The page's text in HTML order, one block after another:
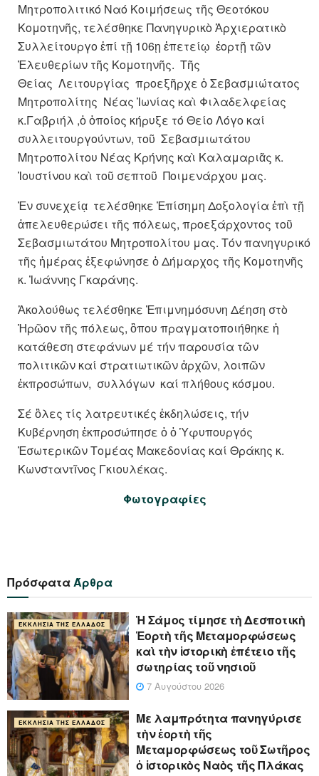
Μητροπολιτικό Ναό Κοιμήσεως τῆς Θεοτόκου
Κομοτηνῆς, τελέσθηκε Πανηγυρικὸ Ἀρχιερατικὸ
Συλλείτουργο ἐπί τῇ 106ῃ ἐπετείῳ ἑορτῇ τῶν
Ἐλευθερίων τῆς Κομοτηνῆς. Τῆς
Θείας Λειτουργίας προεξῆρχε ὁ Σεβασμιώτατος
Μητροπολίτης Νέας Ἰωνίας καὶ Φιλαδελφείας
κ.Γαβριήλ ,ὁ ὁποίος κήρυξε τό Θείο Λόγο καί
συλλειτουργούντων, τοῦ Σεβασμιωτάτου
Μητροπολίτου Νέας Κρήνης καὶ Καλαμαριᾶς κ.
Ἰουστίνου καὶ τοῦ σεπτοῦ Ποιμενάρχου μας.
Ἐν συνεχείᾳ τελέσθηκε Ἐπίσημη Δοξολογία ἐπὶ τῇ
ἀπελευθερώσει τῆς πόλεως, προεξάρχοντος τοῦ
Σεβασμιωτάτου Μητροπολίτου μας. Τόν πανηγυρικό
τῆς ἡμέρας ἐξεφώνησε ὁ Δήμαρχος τῆς Κομοτηνῆς
κ. Ἰωάννης Γκαράνης.
Ἀκολούθως τελέσθηκε Ἐπιμνημόσυνη Δέηση στὸ
Ἡρῶον τῆς πόλεως, ὃπου πραγματοποιήθηκε ἡ
κατάθεση στεφάνων μέ τήν παρουσία τῶν
πολιτικῶν καί στρατιωτικῶν ἀρχῶν, λοιπῶν
ἐκπροσώπων, συλλόγων καί πλήθους κόσμου.
Σέ ὃλες τίς λατρευτικές ἐκδηλώσεις, τήν
Κυβέρνηση ἐκπροσώπησε ὁ ὁ Ὑφυπουργός
Ἐσωτερικῶν Τομέας Μακεδονίας καί Θράκης κ.
Κωνσταντῖνος Γκιουλέκας.
Φωτογραφίες
ΠρόσφαταΆρθρα
ΕΚΚΛΗΣΊΑ ΤΗΣ ΕΛΛΆΔΟΣ
Ἡ Σάμος τίμησε τὴ Δεσποτικὴ
Ἑορτὴ τῆς Μεταμορφώσεως
καὶ τὴν ἱστορικὴ ἐπέτειο τῆς
σωτηρίας τοῦ νησιοῦ
7 Αυγούστου 2026
ΕΚΚΛΗΣΊΑ ΤΗΣ ΕΛΛΆΔΟΣ
Με λαμπρότητα πανηγύρισε
τὴν ἑορτὴ τῆς
Μεταμορφώσεως τοῦ Σωτῆρος
ὁ ἱστορικὸς Ναὸς τῆς Πλάκας